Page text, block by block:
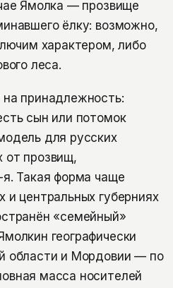
Ямолка — прозвище
ёлку: возможно,
характером, либо
леса.
принадлежность:
сын или потомок
для русских
от прозвищ,
Такая форма чаще
и центральных губерниях
«семейный»
географически
области и Мордовии — по
масса носителей